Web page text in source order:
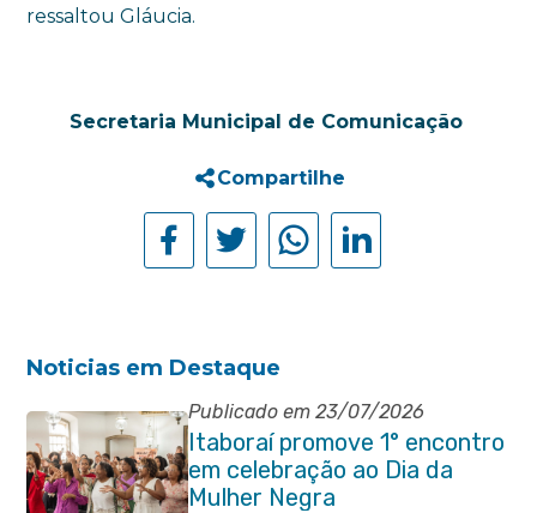
ressaltou Gláucia.
Secretaria Municipal de Comunicação
Compartilhe
Noticias em Destaque
Publicado em 23/07/2026
Itaboraí promove 1° encontro
em celebração ao Dia da
Mulher Negra